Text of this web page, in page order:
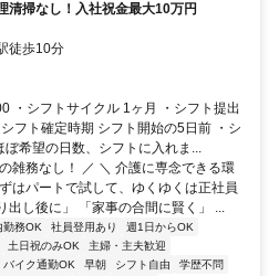
清掃なし！入社祝金最大10万円
徒歩10分
・シフトサイクル 1ヶ月 ・シフト提出
フト確定時期 シフト開始の5日前 ・シ
希望の日数、シフトに入れま...
雑務なし！ ／ ＼ 介護に専念できる環
はパートで試して、ゆくゆくは正社員
出し後に」 「家事の合間に賢く」 ...
勤務OK 社員登用あり
週1日からOK
土日祝のみOK
主婦・主夫歓迎
バイク通勤OK 早朝 シフト自由
学歴不問